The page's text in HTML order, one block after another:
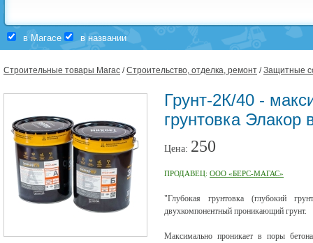
в Магасе в названии
Строительные товары Магас /Строительство, отделка, ремонт /Защитные
Грунт-2К/40 -
грунтовка Элакор
Цена: 250
ПРОДАВЕЦ: ООО «БЕРС-МАГАС»
"Глубокая грунтовка (глубокий
двухкомпонентный проникающий грунт.
Максимально проникает в поры